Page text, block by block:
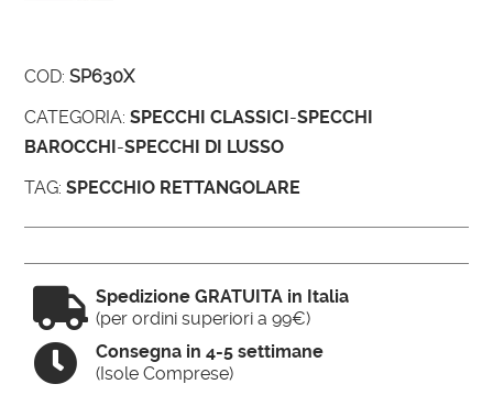
COD:SP630X
CATEGORIA:SPECCHI CLASSICI -SPECCHI
BAROCCHI -SPECCHI DI LUSSO
TAG:SPECCHIO RETTANGOLARE
 Spedizione GRATUITA in Italia
(per ordini superiori a 99€)

Consegna in 4-5 settimane
(Isole Comprese)